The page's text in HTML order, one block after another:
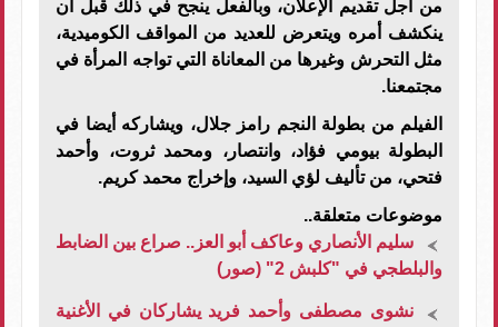
من أجل تقديم الإعلان، وبالفعل ينجح في ذلك قبل أن
ينكشف أمره ويتعرض للعديد من المواقف الكوميدية،
مثل التحرش وغيرها من المعاناة التي تواجه المرأة في
مجتمعنا.
الفيلم من بطولة النجم رامز جلال، ويشاركه أيضا في
البطولة بيومي فؤاد، وانتصار، ومحمد ثروت، وأحمد
فتحي، من تأليف لؤي السيد، وإخراج محمد كريم.
موضوعات متعلقة..
سليم الأنصاري وعاكف أبو العز.. صراع بين الضابط
والبلطجي في "كلبش 2" (صور)
نشوى مصطفى وأحمد فريد يشاركان في الأغنية